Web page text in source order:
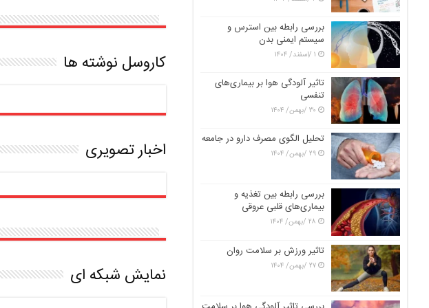
بدن
کاروسل نوشته ها
اخبار تصویری
نمایش شبکه ای
بررسی رابطه بین استرس و
سیستم ایمنی بدن
۱ /اسفند/ ۱۴۰۴
تاثیر آلودگی هوا بر بیماری‌های
تنفسی
۳۰ /بهمن/ ۱۴۰۴
تحلیل الگوی مصرف دارو در جامعه
۲۹ /بهمن/ ۱۴۰۴
بررسی رابطه بین تغذیه و
بیماری‌های قلبی عروقی
۲۸ /بهمن/ ۱۴۰۴
تاثیر ورزش بر سلامت روان
۲۷ /بهمن/ ۱۴۰۴